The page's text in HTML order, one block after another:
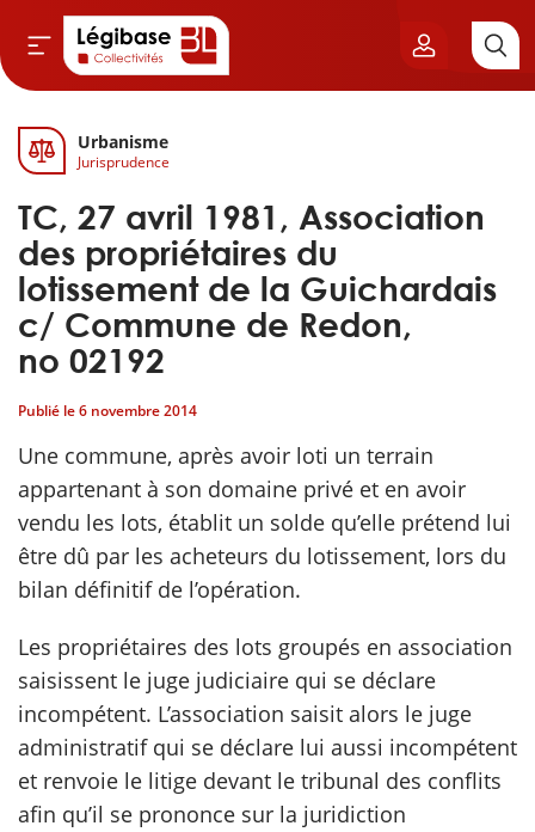
& Cimetières
& Élu local
& Finances locales
publique
Urbanisme
Jurisprudence
TC, 27 avril 1981, Association
des propriétaires du
lotissement de la Guichardais
c/ Commune de Redon,
no 02192
Publié le6 novembre 2014
Une commune, après avoir loti un terrain
appartenant à son domaine privé et en avoir
vendu les lots, établit un solde qu’elle prétend lui
être dû par les acheteurs du lotissement, lors du
bilan définitif de l’opération.
Les propriétaires des lots groupés en association
saisissent le juge judiciaire qui se déclare
incompétent. L’association saisit alors le juge
administratif qui se déclare lui aussi incompétent
et renvoie le litige devant le tribunal des conflits
afin qu’il se prononce sur la juridiction